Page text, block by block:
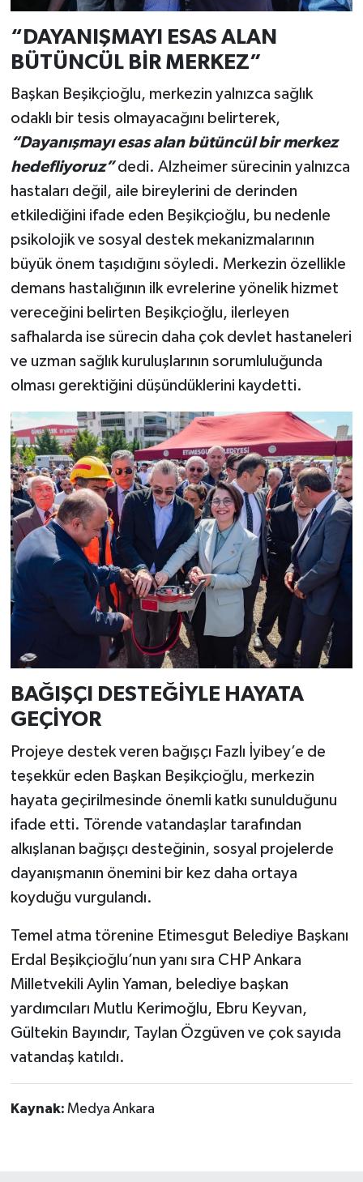
“DAYANIŞMAYI ESAS ALAN
BÜTÜNCÜL BİR MERKEZ”
Başkan Beşikçioğlu, merkezin yalnızca sağlık
odaklı bir tesis olmayacağını belirterek,
“Dayanışmayı esas alan bütüncül bir merkez
hedefliyoruz”dedi. Alzheimer sürecinin yalnızca
hastaları değil, aile bireylerini de derinden
etkilediğini ifade eden Beşikçioğlu, bu nedenle
psikolojik ve sosyal destek mekanizmalarının
büyük önem taşıdığını söyledi. Merkezin özellikle
demans hastalığının ilk evrelerine yönelik hizmet
vereceğini belirten Beşikçioğlu, ilerleyen
safhalarda ise sürecin daha çok devlet hastaneleri
ve uzman sağlık kuruluşlarının sorumluluğunda
olması gerektiğini düşündüklerini kaydetti.
BAĞIŞÇI DESTEĞİYLE HAYATA
GEÇİYOR
Projeye destek veren bağışçı Fazlı İyibey’e de
teşekkür eden Başkan Beşikçioğlu, merkezin
hayata geçirilmesinde önemli katkı sunulduğunu
ifade etti. Törende vatandaşlar tarafından
alkışlanan bağışçı desteğinin, sosyal projelerde
dayanışmanın önemini bir kez daha ortaya
koyduğu vurgulandı.
Temel atma törenine Etimesgut Belediye Başkanı
Erdal Beşikçioğlu’nun yanı sıra CHP Ankara
Milletvekili Aylin Yaman, belediye başkan
yardımcıları Mutlu Kerimoğlu, Ebru Keyvan,
Gültekin Bayındır, Taylan Özgüven ve çok sayıda
vatandaş katıldı.
Kaynak: Medya Ankara